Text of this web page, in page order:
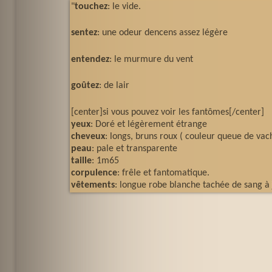
"touchez: le vide.
sentez: une odeur dencens assez légère
entendez: le murmure du vent
goûtez: de lair
[center]si vous pouvez voir les fantômes[/center]
yeux: Doré et légèrement étrange
cheveux: longs, bruns roux ( couleur queue de
peau: pale et transparente
taille: 1m65
corpulence: frêle et fantomatique.
vêtements: longue robe blanche tachée de sang